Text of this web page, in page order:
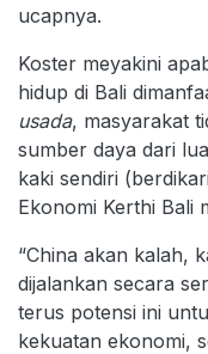
ucapnya.
Koster meyakini
hidup di Bali
usada, masyarakat
sumber daya dari
kaki sendiri
Ekonomi Kerthi Bali
“China akan kalah,
dijalankan secara
terus potensi ini
kekuatan ekonomi,